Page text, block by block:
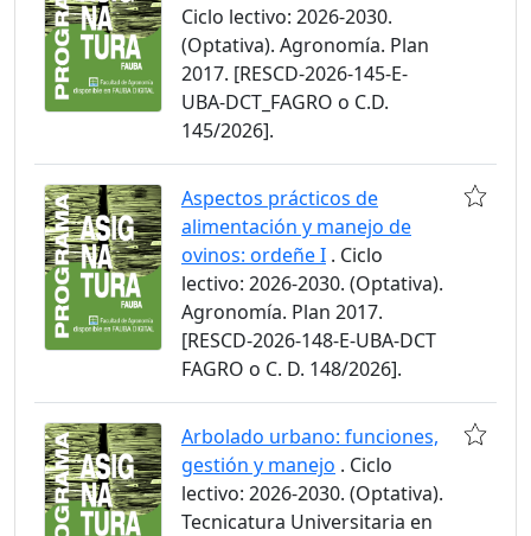
Ciclo lectivo: 2026-2030.
(Optativa). Agronomía. Plan
2017. [RESCD-2026-145-E-
UBA-DCT_FAGRO o C.D.
145/2026].
Aspectos prácticos de
alimentación y manejo de
ovinos: ordeñe I . Ciclo
lectivo: 2026-2030. (Optativa).
Agronomía. Plan 2017.
[RESCD-2026-148-E-UBA-DCT
FAGRO o C. D. 148/2026].
Arbolado urbano: funciones,
gestión y manejo . Ciclo
lectivo: 2026-2030. (Optativa).
Tecnicatura Universitaria en